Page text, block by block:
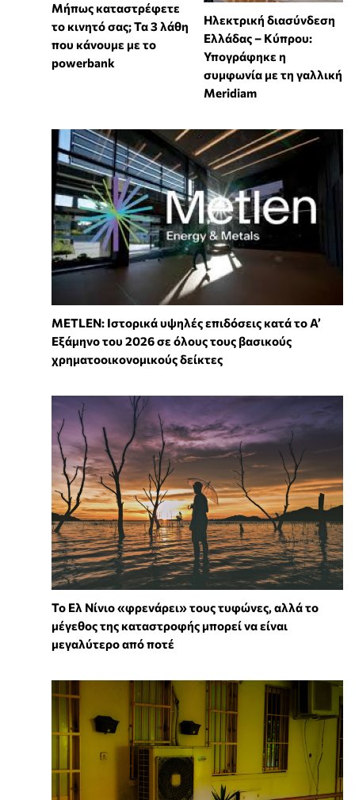
Μήπως καταστρέφετε
το κινητό σας; Τα 3 λάθη
που κάνουμε με το
powerbank
Ηλεκτρική διασύνδεση
Ελλάδας – Κύπρου:
Υπογράφηκε η
συμφωνία με τη γαλλική
Meridiam
METLEN: Ιστορικά υψηλές επιδόσεις κατά το Α’
Εξάμηνο του 2026 σε όλους τους βασικούς
χρηματοοικονομικούς δείκτες
Το Ελ Νίνιο «φρενάρει» τους τυφώνες, αλλά το
μέγεθος της καταστροφής μπορεί να είναι
μεγαλύτερο από ποτέ